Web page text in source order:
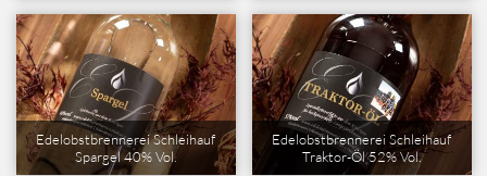
Edelobstbrennerei Schleihauf
Spargel 40% Vol.
Edelobstbrennerei Schleihauf
Traktor-Öl 52% Vol.